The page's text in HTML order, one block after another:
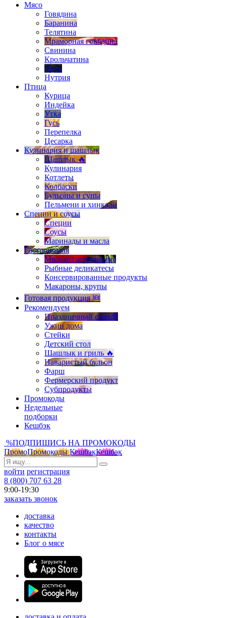
Мясо
Говядина
Баранина
Телятина
Мраморная говядина
Свинина
Крольчатина
Дичь
Нутрия
Птица
Курица
Индейка
Утка
Гусь
Перепелка
Цесарка
Кулинария и шашлык
Шашлык 🔥
Кулинария
Котлеты
Колбаски
Бульоны и супы
Пельмени и хинкали
Специи и соусы
Специи
Соусы
Маринады и масла
Гастрономия
Мясная гастрономия
Рыбные деликатесы
Консервированные продукты
Макароны, крупы
Готовая продукция 🆕
Рекомендуем
Праздничный стол🎉
Ужин дома
Стейки
Детский стол
Шашлык и гриль 🔥
Наваристый бульон
Фарш
Фермерский продукт
Субпродукты
Промокоды
Недельные
подборки
Кешбэк
%ПОДПИШИСЬ НА ПРОМОКОДЫ
ПромоПромокоды КешбэкКешбэк
войти регистрация
8 (800) 707 63 28
9:00-19:30
заказать звонок
доставка
качество
контакты
Блог о мясе